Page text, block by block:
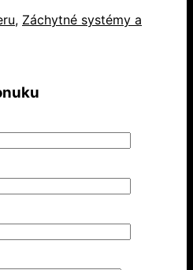
, Záchytné systémy a